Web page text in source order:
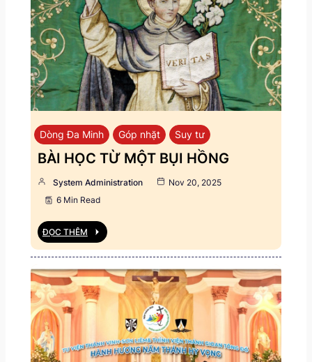
Dòng Đa Minh Góp nhặt Suy tư
BÀI HỌC TỪ MỘT BỤI HỒNG
System Administration
Nov 20, 2025
6 Min Read
ĐỌC THÊM